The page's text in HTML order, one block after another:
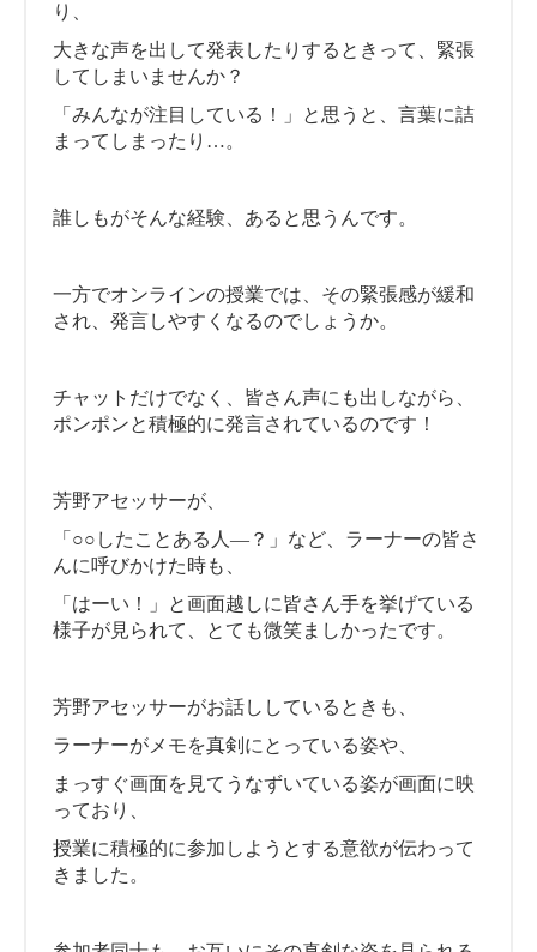
り、
大きな声を出して発表したりするときって、緊張
してしまいませんか？
「みんなが注目している！」と思うと、言葉に詰
まってしまったり…。
誰しもがそんな経験、あると思うんです。
一方でオンラインの授業では、その緊張感が緩和
され、発言しやすくなるのでしょうか。
チャットだけでなく、皆さん声にも出しながら、
ポンポンと積極的に発言されているのです！
芳野アセッサーが、
「○○したことある人―？」など、ラーナーの皆さ
んに呼びかけた時も、
「はーい！」と画面越しに皆さん手を挙げている
様子が見られて、とても微笑ましかったです。
芳野アセッサーがお話ししているときも、
ラーナーがメモを真剣にとっている姿や、
まっすぐ画面を見てうなずいている姿が画面に映
っており、
授業に積極的に参加しようとする意欲が伝わって
きました。